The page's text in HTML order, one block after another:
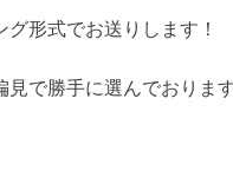
グ形式でお送りします！
で勝手に選んでおりま